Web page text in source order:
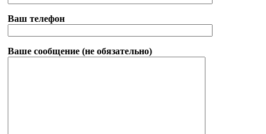
Ваш телефон
Ваше сообщение (не обязательно)